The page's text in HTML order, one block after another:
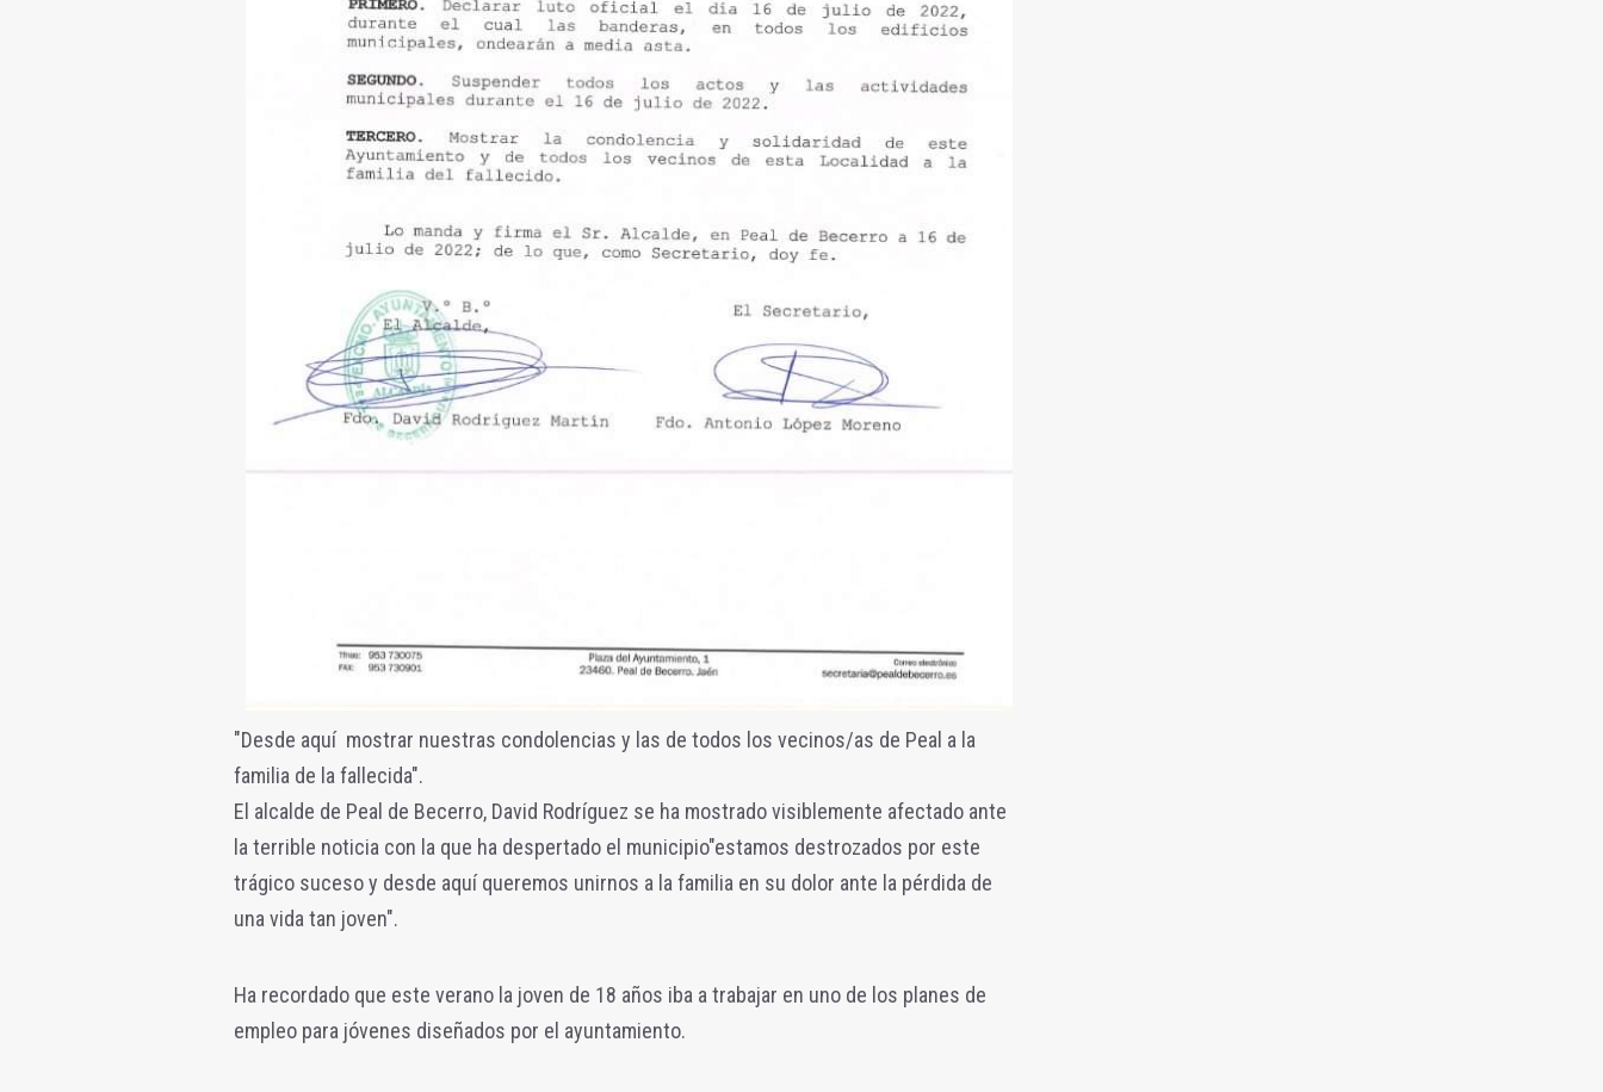
"Desde aquí mostrar nuestras condolencias y las de todos los vecinos/as de Peal a la
familia de la fallecida".
El alcalde de Peal de Becerro, David Rodríguez se ha mostrado visiblemente afectado ante
la terrible noticia con la que ha despertado el municipio"estamos destrozados por este
trágico suceso y desde aquí queremos unirnos a la familia en su dolor ante la pérdida de
una vida tan joven".
Ha recordado que este verano la joven de 18 años iba a trabajar en uno de los planes de
empleo para jóvenes diseñados por el ayuntamiento.